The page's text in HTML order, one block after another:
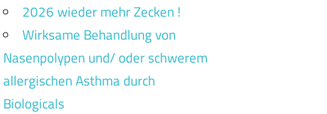
2026 wieder mehr Zecken !
Wirksame Behandlung von
Nasenpolypen und/ oder schwerem
allergischen Asthma durch
Biologicals